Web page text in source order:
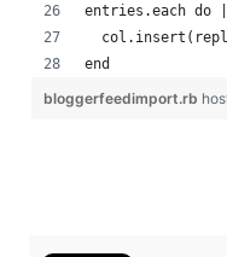
entries.each do
end
bloggerfeedimport.rb